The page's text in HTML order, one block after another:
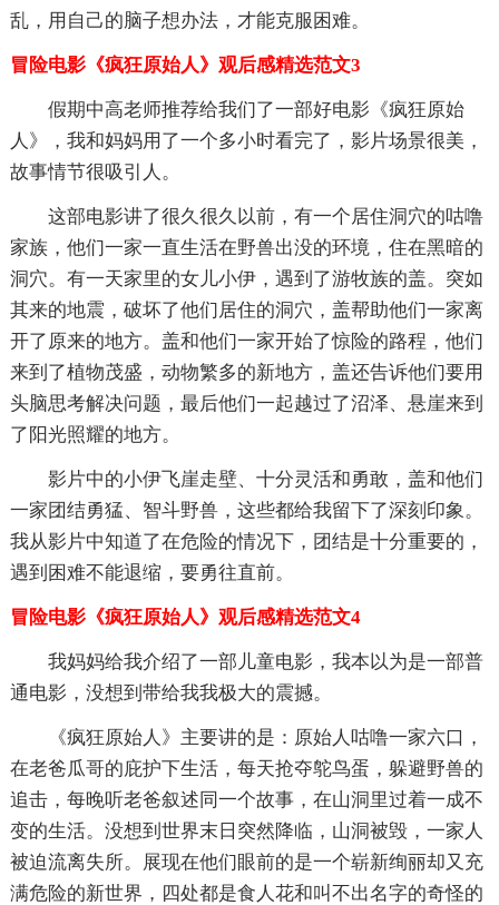
乱，用自己的脑子想办法，才能克服困难。
冒险电影《疯狂原始人》观后感精选范文3
假期中高老师推荐给我们了一部好电影《疯狂原始
人》，我和妈妈用了一个多小时看完了，影片场景很美，
故事情节很吸引人。
这部电影讲了很久很久以前，有一个居住洞穴的咕噜
家族，他们一家一直生活在野兽出没的环境，住在黑暗的
洞穴。有一天家里的女儿小伊，遇到了游牧族的盖。突如
其来的地震，破坏了他们居住的洞穴，盖帮助他们一家离
开了原来的地方。盖和他们一家开始了惊险的路程，他们
来到了植物茂盛，动物繁多的新地方，盖还告诉他们要用
头脑思考解决问题，最后他们一起越过了沼泽、悬崖来到
了阳光照耀的地方。
影片中的小伊飞崖走壁、十分灵活和勇敢，盖和他们
一家团结勇猛、智斗野兽，这些都给我留下了深刻印象。
我从影片中知道了在危险的情况下，团结是十分重要的，
遇到困难不能退缩，要勇往直前。
冒险电影《疯狂原始人》观后感精选范文4
我妈妈给我介绍了一部儿童电影，我本以为是一部普
通电影，没想到带给我我极大的震撼。
《疯狂原始人》主要讲的是：原始人咕噜一家六口，
在老爸瓜哥的庇护下生活，每天抢夺鸵鸟蛋，躲避野兽的
追击，每晚听老爸叙述同一个故事，在山洞里过着一成不
变的生活。没想到世界末日突然降临，山洞被毁，一家人
被迫流离失所。展现在他们眼前的是一个崭新绚丽却又充
满危险的新世界，四处都是食人花和叫不出名字的奇怪的